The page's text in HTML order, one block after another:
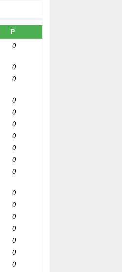
P
0
0
0
0
0
0
0
0
0
0
0
0
0
0
0
0
0